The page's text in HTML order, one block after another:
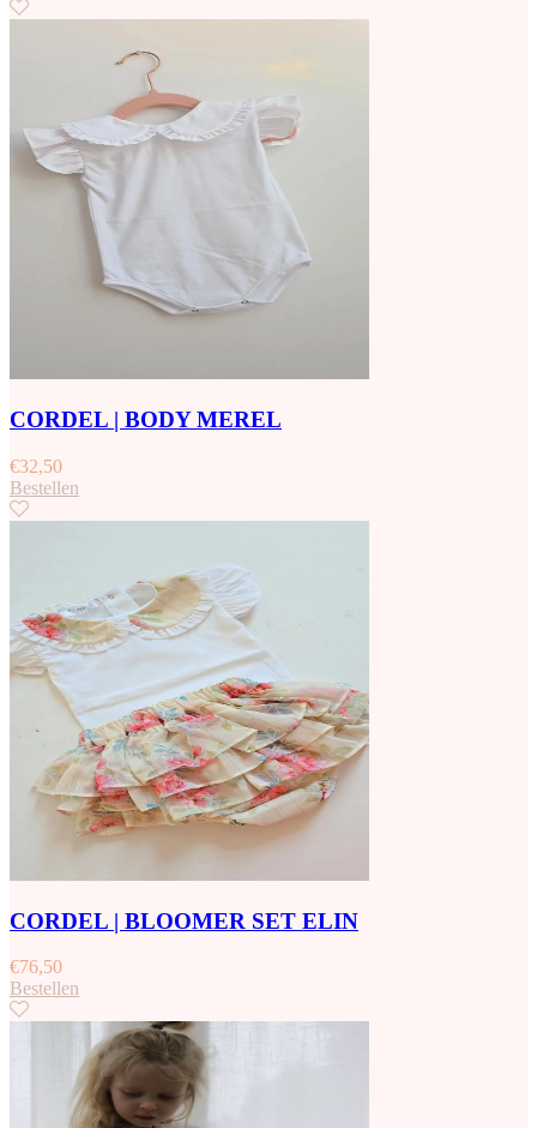
CORDEL | BODY MEREL
€32,50
Bestellen
CORDEL | BLOOMER SET ELIN
€76,50
Bestellen